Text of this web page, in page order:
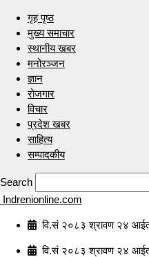
गृह पृष्ठ
मुख्य समाचार
स्थानीय खबर
मनोरञ्जन
ज्ञान
रोजगार
विचार
प्रदेश खबर
साहित्य
सम्पादकीय
Search
Indrenionline.com
वि.सं २०८३ श्रावण २४
वि.सं २०८३ श्रावण २४